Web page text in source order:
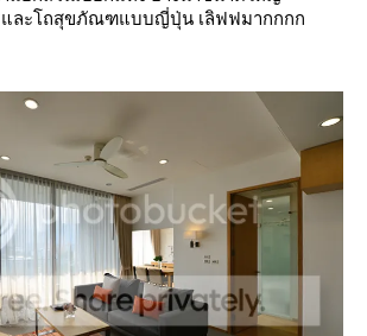
และโถสุขภัณฑแบบญี่ปุ่น เลิฟฟมากกกก